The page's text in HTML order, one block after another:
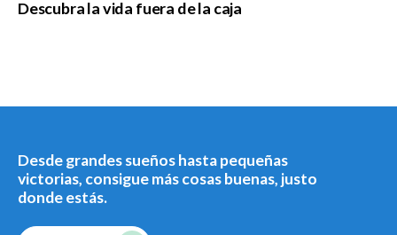
Descubra la vida fuera de la caja
Desde grandes sueños hasta pequeñas
victorias, consigue más cosas buenas, justo
donde estás.